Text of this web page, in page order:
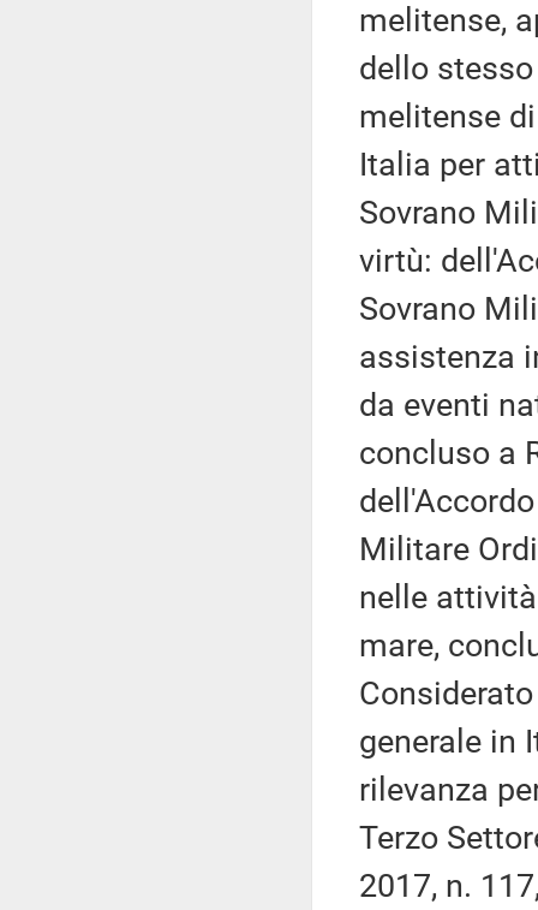
melitense,
dello
melitense
Italia per
Sovrano
virtù:
Sovrano
assistenza
da eventi
concluso a
Militare
nelle
mare,
generale in
rilevanza
Terzo
2017, n.